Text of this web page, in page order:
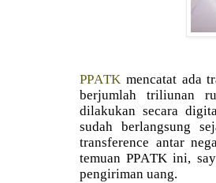
PPATK mencatat ada
berjumlah triliunan
dilakukan secara
sudah berlangsung
transference antar
temuan PPATK ini,
pengiriman uang.